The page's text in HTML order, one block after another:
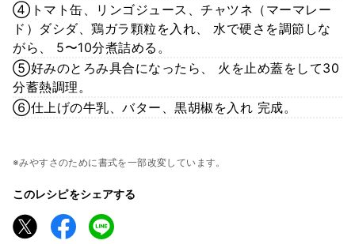
④トマト缶、リンゴジュース、チャツネ（マーマレー
ド）ダシダ、鶏ガラ顆粒を入れ、 水で硬さを調節しな
がら、 5〜10分煮詰める。
⑤好みのとろみ具合になったら、 火を止め蓋をして30
分蓄熱調理。
⑥仕上げの牛乳、バター、黒胡椒を入れ 完成。
※みやすさのために書式を一部改変しています。
このレシピをシェアする